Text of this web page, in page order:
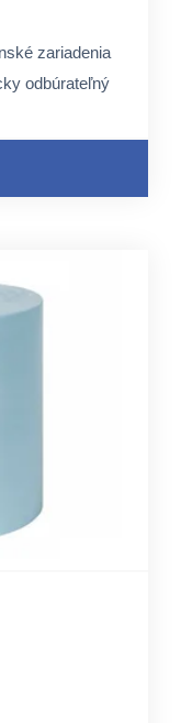
zariadenia
odbúrateľný